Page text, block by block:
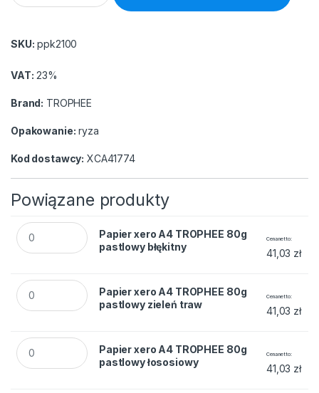
SKU: ppk2100
VAT: 23%
Brand: TROPHEE
Opakowanie: ryza
Kod dostawcy: XCA41774
Powiązane produkty
Papier xero A4 TROPHEE 80g pastlowy błękitny quantity
Papier xero A4 TROPHEE 80g
pastlowy błękitny
Cena netto
41,03 zł
Papier xero A4 TROPHEE 80g pastlowy zieleń traw quantity
Papier xero A4 TROPHEE 80g
pastlowy zieleń traw
Cena netto
41,03 zł
Papier xero A4 TROPHEE 80g pastlowy łososiowy quantity
Papier xero A4 TROPHEE 80g
pastlowy łososiowy
Cena netto
41,03 zł